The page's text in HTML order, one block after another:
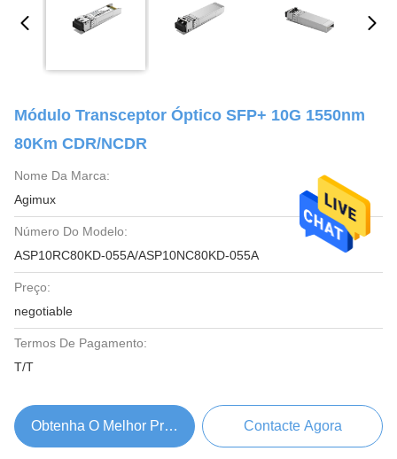
Módulo Transceptor Óptico SFP+ 10G 1550nm
80Km CDR/NCDR
Nome Da Marca:
Agimux
Número Do Modelo:
ASP10RC80KD-055A/ASP10NC80KD-055A
Preço:
negotiable
Termos De Pagamento:
T/T
Obtenha O Melhor Preço Contacte Agora